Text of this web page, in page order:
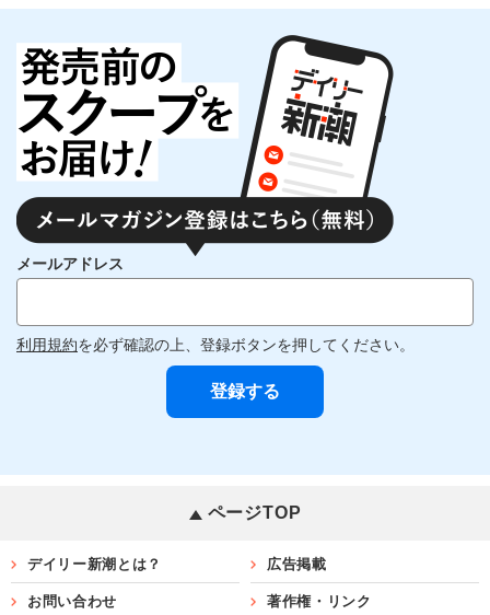
メールアドレス
利用規約を必ず確認の上、登録ボタンを押してください。
ページTOP
デイリー新潮とは？ 広告掲載
お問い合わせ 著作権・リンク